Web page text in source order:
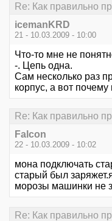
Re: Как правильно
icemanKRD
21 - 10.03.2009 - 10:00
Что-то мне не
-. Цепь одна.
Сам несколько раз
корпус, а вот почему
Re: Как правильно
Falcon
22 - 10.03.2009 - 10:02
мона подключать
старый был
морозы машинки не
Re: Как правильно